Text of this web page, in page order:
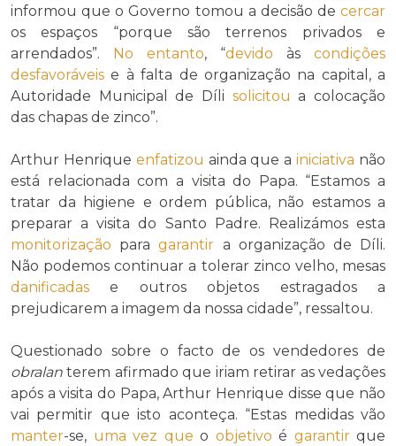
informou que o Governo tomou a decisão de cercar
os espaços “porque são terrenos privados e
arrendados”.
No entanto, “devido às condições
desfavoráveis e à falta de organização na capital, a
Autoridade Municipal de Díli solicitou a colocação
das chapas de zinco”.
Arthur Henrique enfatizou ainda que ainiciativa não
está relacionada com a visita do Papa. “Estamos a
tratar da higiene e ordem pública, não estamos a
preparar a visita do Santo Padre. Realizámos esta
monitorização paragarantir a organização de Díli.
Não podemos continuar a tolerar zinco velho, mesas
danificadas e outros objetos estragados a
prejudicarem a imagem da nossa cidade”, ressaltou.
Questionado sobre o facto de os vendedores de
obralanterem afirmado que iriam retirar as vedações
após a visita do Papa, Arthur Henrique disse que não
vai permitir que isto aconteça. “Estas medidas vão
manter-se, uma vez que o objetivo é garantirque